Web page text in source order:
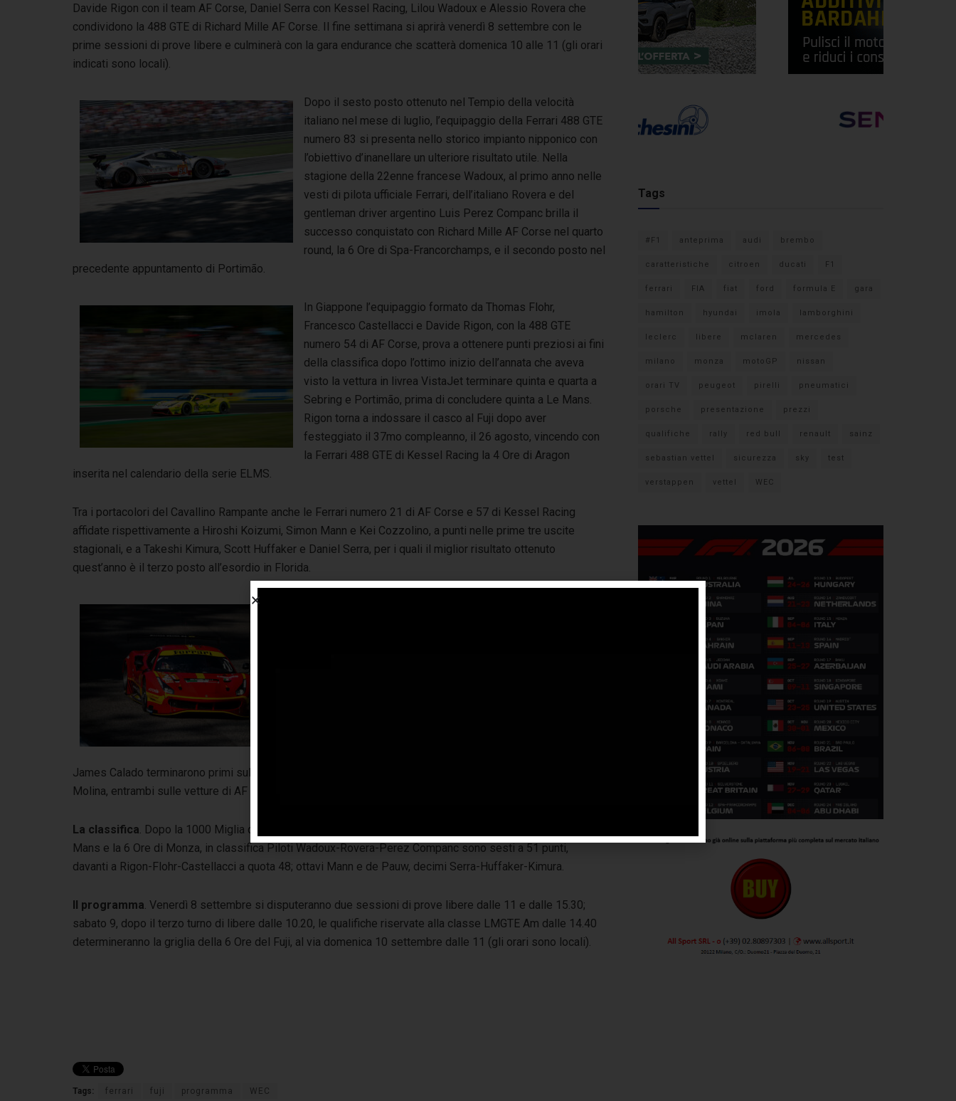
Davide Rigon con il team AF Corse, Daniel Serra con Kessel Racing, Lilou Wadoux e Alessio Rovera che
condividono la 488 GTE di Richard Mille AF Corse. Il fine settimana si aprirà venerdì 8 settembre con le
prime sessioni di prove libere e culminerà con la gara endurance che scatterà domenica 10 alle 11 (gli orari
indicati sono locali).
Dopo il sesto posto ottenuto nel Tempio della velocità
italiano nel mese di luglio, l’equipaggio della Ferrari 488 GTE
numero 83 si presenta nello storico impianto nipponico con
l’obiettivo d’inanellare un ulteriore risultato utile. Nella
stagione della 22enne francese Wadoux, al primo anno nelle
vesti di pilota ufficiale Ferrari, dell’italiano Rovera e del
gentleman driver argentino Luis Perez Companc brilla il
successo conquistato con Richard Mille AF Corse nel quarto
round, la 6 Ore di Spa-Francorchamps, e il secondo posto nel
precedente appuntamento di Portimão.
In Giappone l’equipaggio formato da Thomas Flohr,
Francesco Castellacci e Davide Rigon, con la 488 GTE
numero 54 di AF Corse, prova a ottenere punti preziosi ai fini
della classifica dopo l’ottimo inizio dell’annata che aveva
visto la vettura in livrea VistaJet terminare quinta e quarta a
Sebring e Portimão, prima di concludere quinta a Le Mans.
Rigon torna a indossare il casco al Fuji dopo aver
festeggiato il 37mo compleanno, il 26 agosto, vincendo con
la Ferrari 488 GTE di Kessel Racing la 4 Ore di Aragon
inserita nel calendario della serie ELMS.
Tra i portacolori del Cavallino Rampante anche le Ferrari numero 21 di AF Corse e 57 di Kessel Racing
affidate rispettivamente a Hiroshi Koizumi, Simon Mann e Kei Cozzolino, a punti nelle prime tre uscite
stagionali, e a Takeshi Kimura, Scott Huffaker e Daniel Serra, per i quali il miglior risultato ottenuto
quest’anno è il terzo posto all’esordio in Florida.
James Calado terminarono primi sulla 488 GTE numero 51, davanti ai compagni Antonio Fuoco e Miguel
Molina, entrambi sulle vetture di AF Corse.
La classifica . Dopo la 1000 Miglia di Sebring, le 6 Ore di Portimão e Spa-Francorchamps, la 24 Ore di Le
Mans e la 6 Ore di Monza, in classifica Piloti Wadoux-Rovera-Perez Companc sono sesti a 51 punti,
davanti a Rigon-Flohr-Castellacci a quota 48; ottavi Mann e de Pauw, decimi Serra-Huffaker-Kimura.
Il programma . Venerdì 8 settembre si disputeranno due sessioni di prove libere dalle 11 e dalle 15.30;
sabato 9, dopo il terzo turno di libere dalle 10.20, le qualifiche riservate alla classe LMGTE Am dalle 14.40
determineranno la griglia della 6 Ore del Fuji, al via domenica 10 settembre dalle 11 (gli orari sono locali).
Tags: ferrari fuji programma WEC
Tags
#F1 anteprima audi brembo
caratteristiche citroen ducati F1
ferrari FIA fiat ford formula E gara
hamilton hyundai imola lamborghini
leclerc libere mclaren mercedes
milano monza motoGP nissan
orari TV peugeot pirelli pneumatici
porsche presentazione prezzi
qualifiche rally red bull renault sainz
sebastian vettel sicurezza sky test
verstappen vettel WEC